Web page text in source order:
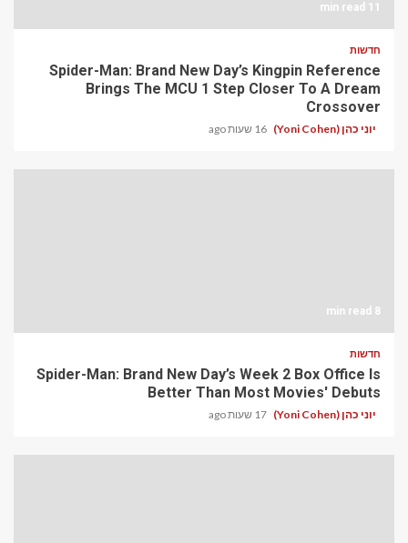
11 min read
חדשות
Spider-Man: Brand New Day’s Kingpin Reference
Brings The MCU 1 Step Closer To A Dream
Crossover
יוני כהן (Yoni Cohen) 16 שעות ago
8 min read
חדשות
Spider-Man: Brand New Day’s Week 2 Box Office Is
Better Than Most Movies' Debuts
יוני כהן (Yoni Cohen) 17 שעות ago